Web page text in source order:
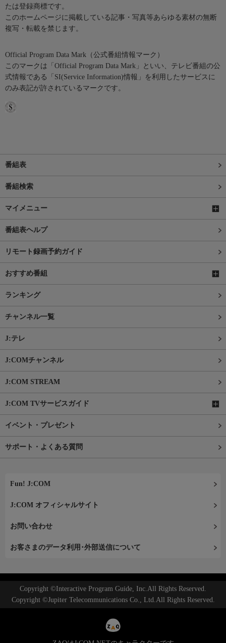
たは登録商標です。
このホームページに掲載している記事・写真等あらゆる素材の無断
複写・転載を禁じます。
Official Program Data Mark（公式番組情報マーク）
このマークは「Official Program Data Mark」といい、テレビ番組の公
式情報である「SI(Service Information)情報」を利用したサービスに
のみ表記が許されているマークです。
番組表
番組検索
マイメニュー
番組表ヘルプ
リモート録画予約ガイド
おすすめ番組
ランキング
チャンネル一覧
J:テレ
J:COMチャンネル
J:COM STREAM
J:COM TVサービスガイド
イベント・プレゼント
サポート・よくある質問
Fun! J:COM
J:COM オフィシャルサイト
お問い合わせ
お客さまのデータ利用･外部送信について
Copyright ©Interactive Program Guide, Inc.All Rights Reserved.
Copyright ©Jupiter Telecommunications Co., Ltd.All Rights Reserved.